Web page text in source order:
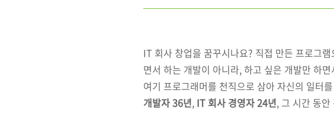
IT 회사 창업을 꿈꾸시나요? 직접 만든 프로그
면서 하는 개발이 아니라, 하고 싶은 개발만 하
여기 프로그래머를 천직으로 삼아 자신의 일터
개발자 36년, IT 회사 경영자 24년, 그 시간 동